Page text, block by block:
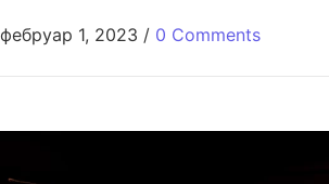
фебруар 1, 2023 / 0 Comments